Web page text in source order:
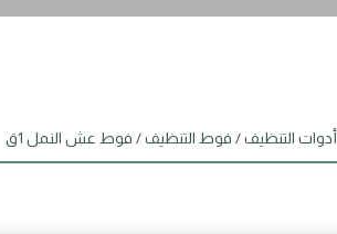
أدوات التنظيف/ فوط التنظيف/ فوط عش النمل 1ق